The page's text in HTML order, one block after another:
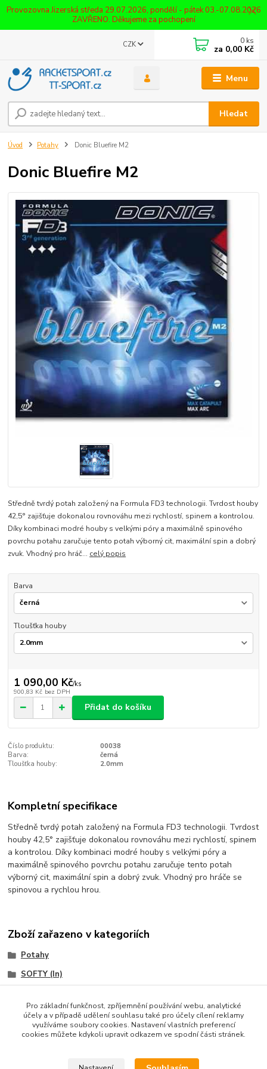
Provozovna Jizerská středa 29.07.2026, pondělí - pátek 03.-07.08.2026
ZAVŘENO. Děkujeme za pochopení
Menu
CZK
Hledat
0 ks
za 0,00 Kč
Úvod Potahy Donic Bluefire M2
Donic Bluefire M2
Středně tvrdý potah založený na Formula FD3 technologii. Tvrdost houby
42,5° zajišťuje dokonalou rovnováhu mezi rychlostí, spinem a kontrolou.
Díky kombinaci modré houby s velkými póry a maximálně spinového
povrchu potahu zaručuje tento potah výborný cit, maximální spin a dobrý
zvuk. Vhodný pro hráč... celý popis
Barva
Tloušťka houby
1 090,00 Kč/ks
900,83 Kč bez DPH
Přidat do košíku
Číslo produktu:
00038
Barva:
černá
Tloušťka houby:
2.0mm
Kompletní specifikace
Středně tvrdý potah založený na Formula FD3 technologii. Tvrdost
houby 42,5° zajišťuje dokonalou rovnováhu mezi rychlostí, spinem
a kontrolou. Díky kombinaci modré houby s velkými póry a
maximálně spinového povrchu potahu zaručuje tento potah
výborný cit, maximální spin a dobrý zvuk. Vhodný pro hráče se
spinovou a rychlou hrou.
Zboží zařazeno v kategoriích
Potahy
SOFTY (In)
Pro základní funkčnost, zpříjemnění používání webu, analytické
účely a v případě udělení souhlasu také pro účely cílení reklamy
využíváme soubory cookies. Nastavení vlastních preferencí
cookies můžete kdykoli upravit odkazem ve spodní části stránek.